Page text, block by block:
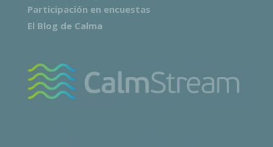
Participación en encuestas
El Blog de Calma